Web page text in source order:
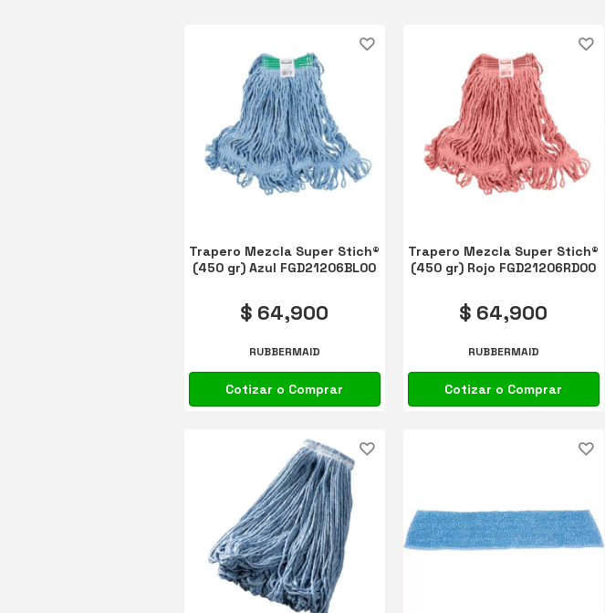
Trapero Mezcla Super Stich®
(450 gr) Azul FGD21206BL00
$ 64,900
RUBBERMAID
Cotizar o Comprar
Trapero Mezcla Super Stich®
(450 gr) Rojo FGD21206RD00
$ 64,900
RUBBERMAID
Cotizar o Comprar